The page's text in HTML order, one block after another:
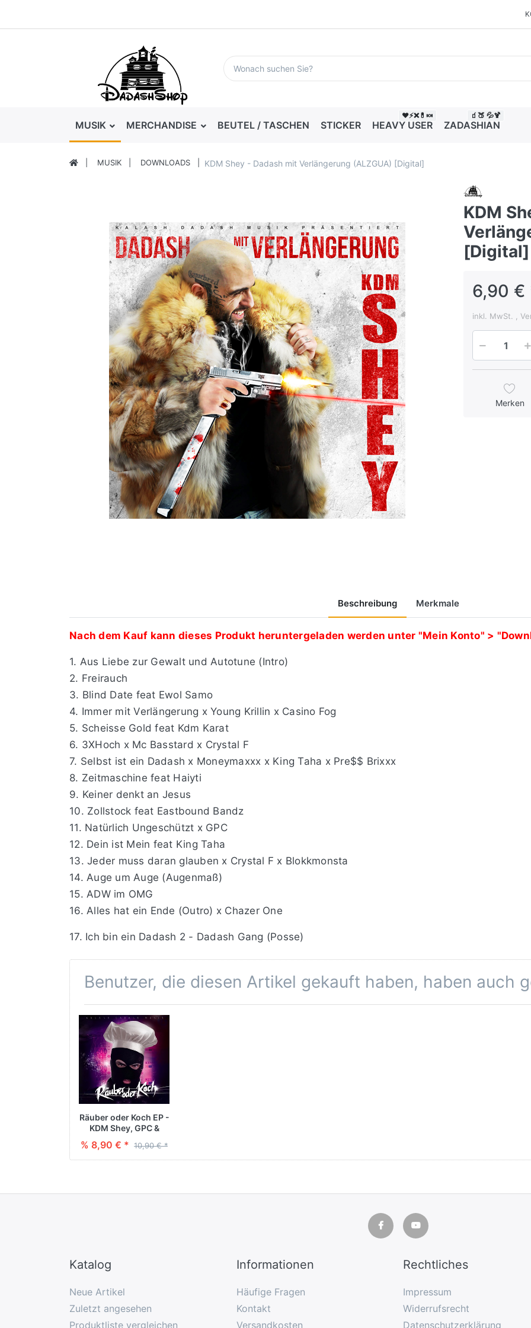
MUSIK MERCHANDISE BEUTEL / TASCHEN STICKER HEAVY USER
❤️⚡❌💊🍬
ZADASHIAN
🧃🍑 💦🍹
MUSIK DOWNLOADS KDM Shey - Dadash mit Verlängerung (ALZGUA) [Digital]
KDM
[Digital]
6,90 €
inkl. MwSt. ,
Merken
Beschreibung Merkmale
Nach dem Kauf kann dieses Produkt heruntergeladen werden unter "Mein Konto" >
1. Aus Liebe zur Gewalt und Autotune (Intro)
2. Freirauch
3. Blind Date feat Ewol Samo
4. Immer mit Verlängerung x Young Krillin x Casino Fog
5. Scheisse Gold feat Kdm Karat
6. 3XHoch x Mc Basstard x Crystal F
7. Selbst ist ein Dadash x Moneymaxxx x King Taha x Pre$$ Brixxx
8. Zeitmaschine feat Haiyti
9. Keiner denkt an Jesus
10. Zollstock feat Eastbound Bandz
11. Natürlich Ungeschützt x GPC
12. Dein ist Mein feat King Taha
13. Jeder muss daran glauben x Crystal F x Blokkmonsta
14. Auge um Auge (Augenmaß)
15. ADW im OMG
16. Alles hat ein Ende (Outro) x Chazer One
17. Ich bin ein Dadash 2 - Dadash Gang (Posse)
Benutzer, die diesen Artikel gekauft haben, haben auch
Räuber oder Koch EP -
KDM Shey, GPC &
% 8,90 € * 10,90 € *
Katalog
Neue Artikel
Zuletzt angesehen
Produktliste vergleichen
Informationen
Häufige Fragen
Kontakt
Versandkosten
Rechtliches
Impressum
Widerrufsrecht
Datenschutzerklärung